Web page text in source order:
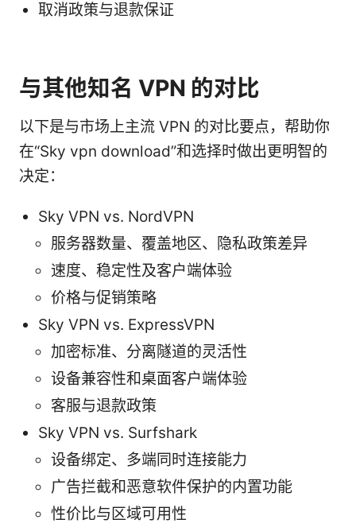
取消政策与退款保证
与其他知名 VPN 的对比
以下是与市场上主流 VPN 的对比要点，帮助你
在“Sky vpn download”和选择时做出更明智的
决定：
Sky VPN vs. NordVPN
服务器数量、覆盖地区、隐私政策差异
速度、稳定性及客户端体验
价格与促销策略
Sky VPN vs. ExpressVPN
加密标准、分离隧道的灵活性
设备兼容性和桌面客户端体验
客服与退款政策
Sky VPN vs. Surfshark
设备绑定、多端同时连接能力
广告拦截和恶意软件保护的内置功能
性价比与区域可用性